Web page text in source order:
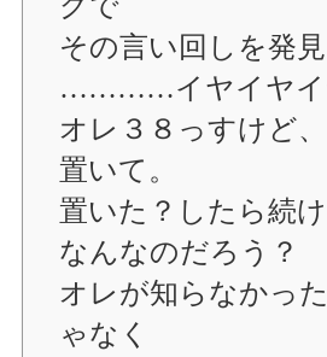
その言い回しを発
…………イヤイヤイ
オレ３８っすけど
置いて。
置いた？したら続け
なんなのだろう？
オレが知らなかっ
ゃなく